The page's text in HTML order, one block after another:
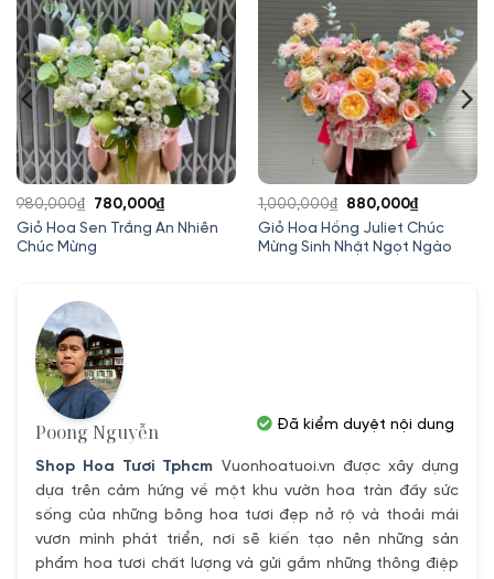
Giỏ Hoa Sen Trắng An Nhiên
Chúc Mừng
980,000₫
Giá
gốc
là:
780,000₫Giá
hiện
Giỏ Hoa Hồng Juliet Chúc
Mừng Sinh Nhật Ngọt Ngào
1,000,000₫
Giá
gốc
là:
880,000₫Giá
hiện
tại
Poong Nguyễn
Shop Hoa Tươi Tphcm Vuonhoatuoi.vn được xây dựng
dựa trên cảm hứng về một khu vườn hoa tràn đầy sức
sống của những bông hoa tươi đẹp nở rộ và thoải mái
vươn mình phát triển, nơi sẽ kiến tạo nên những sản
phẩm hoa tươi chất lượng và gửi gắm những thông điệp
Đã kiểm duyệt nội dung